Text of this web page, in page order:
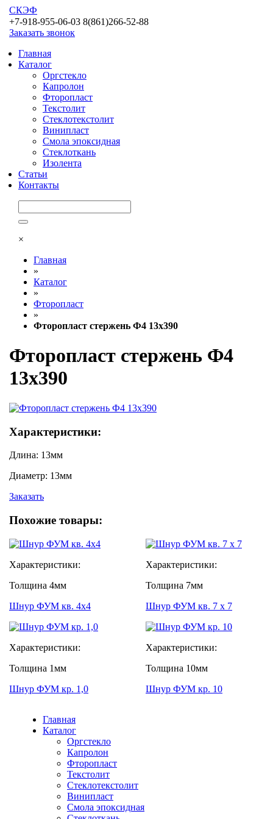
СКЭФ
+7-918-955-06-03 8(861)266-52-88
Заказать звонок
Главная
Каталог
Оргстекло
Капролон
Фторопласт
Текстолит
Стеклотекстолит
Винипласт
Смола эпоксидная
Стеклоткань
Изолента
Статьи
Контакты
×
Главная
»
Каталог
»
Фторопласт
»
Фторопласт стержень Ф4 13х390
Фторопласт стержень Ф4
13х390
Характеристики:
Длина: 13мм
Диаметр: 13мм
Заказать
Похожие товары:
Характеристики:
Толщина 4мм
Шнур ФУМ кв. 4х4
Характеристики:
Толщина 7мм
Шнур ФУМ кв. 7 х 7
Характеристики:
Толщина 1мм
Шнур ФУМ кр. 1,0
Характеристики:
Толщина 10мм
Шнур ФУМ кр. 10
Главная
Каталог
Оргстекло
Капролон
Фторопласт
Текстолит
Стеклотекстолит
Винипласт
Смола эпоксидная